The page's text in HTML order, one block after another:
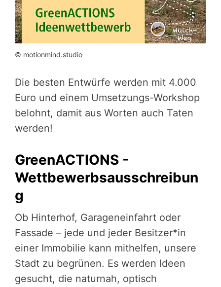
© motionmind.studio
Die besten Entwürfe werden mit 4.000
Euro und einem Umsetzungs-Workshop
belohnt, damit aus Worten auch Taten
werden!
GreenACTIONS -
Wettbewerbsausschreibun
g
Ob Hinterhof, Garageneinfahrt oder
Fassade – jede und jeder Besitzer*in
einer Immobilie kann mithelfen, unsere
Stadt zu begrünen. Es werden Ideen
gesucht, die naturnah, optisch